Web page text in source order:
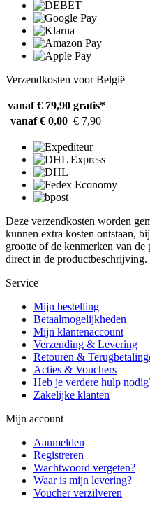
Verzendkosten voor België
vanaf € 79,90 gratis*
vanaf € 0,00 € 7,90
Deze verzendkosten worden
kunnen extra kosten ontstaan,
grootte of de kenmerken van
direct in de productbeschrijving.
Service
Mijn bestelling
Betaalmogelijkheden
Mijn klantenaccount
Verzending & Levering
Retouren &
Acties & Vouchers
Heb je verdere hulp
Zakelijke klanten
Mijn account
Aanmelden
Registreren
Wachtwoord vergeten?
Waar is mijn levering?
Voucher verzilveren